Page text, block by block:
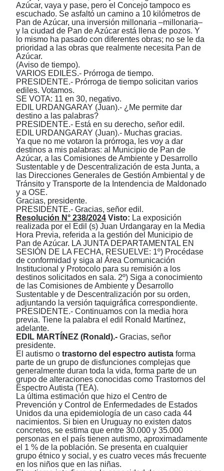
Azúcar, vaya y pase, pero el Concejo tampoco es
escuchado. Se asfaltó un camino a 10 kilómetros de
Pan de Azúcar, una inversión millonaria ‒millonaria‒
y la ciudad de Pan de Azúcar está llena de pozos. Y
lo mismo ha pasado con diferentes obras; no se le da
prioridad a las obras que realmente necesita Pan de
Azúcar.
(Aviso de tiempo).
VARIOS EDILES.- Prórroga de tiempo.
PRESIDENTE.- Prórroga de tiempo solicitan varios
ediles. Votamos.
SE VOTA: 11 en 30, negativo.
EDIL URDANGARAY (Juan).- ¿Me permite dar
destino a las palabras?
PRESIDENTE.- Está en su derecho, señor edil.
EDIL URDANGARAY (Juan).- Muchas gracias.
Ya que no me votaron la prórroga, les voy a dar
destinos a mis palabras: al Municipio de Pan de
Azúcar, a las Comisiones de Ambiente y Desarrollo
Sustentable y de Descentralización de esta Junta, a
las Direcciones Generales de Gestión Ambiental y de
Tránsito y Transporte de la Intendencia de Maldonado
y a OSE.
Gracias, presidente.
PRESIDENTE.- Gracias, señor edil.
Resolución N° 238/2024 Visto: La exposición
realizada por el Edil (s) Juan Urdangaray en la Media
Hora Previa, referida a la gestión del Municipio de
Pan de Azúcar. LA JUNTA DEPARTAMENTAL EN
SESIÓN DE LA FECHA, RESUELVE: 1º) Procédase
de conformidad y siga al Área Comunicación
Institucional y Protocolo para su remisión a los
destinos solicitados en sala. 2º) Siga a conocimiento
de las Comisiones de Ambiente y Desarrollo
Sustentable y de Descentralización por su orden,
adjuntando la versión taquigráfica correspondiente.
PRESIDENTE.- Continuamos con la media hora
previa. Tiene la palabra el edil Ronald Martínez,
adelante.
EDIL MARTÍNEZ (Ronald).- Gracias, señor
presidente.
El autismo o trastorno del espectro autista forma
parte de un grupo de disfunciones complejas que
generalmente duran toda la vida, forma parte de un
grupo de alteraciones conocidas como Trastornos del
Espectro Autista (TEA).
La última estimación que hizo el Centro de
Prevención y Control de Enfermedades de Estados
Unidos da una epidemiología de un caso cada 44
nacimientos. Si bien en Uruguay no existen datos
concretos, se estima que entre 30.000 y 35.000
personas en el país tienen autismo, aproximadamente
el 1 % de la población. Se presenta en cualquier
grupo étnico y social, y es cuatro veces más frecuente
en los niños que en las niñas.